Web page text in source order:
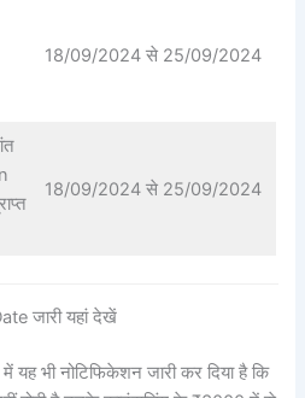
18/09/2024 से 25/09/2024
18/09/2024 से 25/09/2024
जारी यहां देखें
में यह भी नोटिफिकेशन जारी कर दिया है कि